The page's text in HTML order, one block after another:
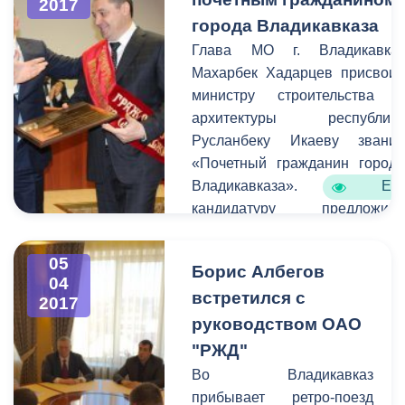
Владикавказа.
Владикавказа Борис
Албегов. Согласно
повестке дня заслушали
вопрос о внесении
изменений в бюджет
города.
2017
города Владикавказа
Глава МО г. Владикавказ
Махарбек Хадарцев присвоил
министру строительства и
архитектуры республики
Русланбеку Икаеву звание
«Почетный гражданин города
Владикавказа». Его
кандидатуру предложила
Собрания РФ Валентина
Матвиенко. Это произошло
после ее
посещения реабилитационного
центра для детей с диагнозом
ДЦП «Ир», который Икаев
05
04
2017
Борис Албегов
встретился с
руководством ОАО
"РЖД"
Во Владикавказ
прибывает ретро-поезд